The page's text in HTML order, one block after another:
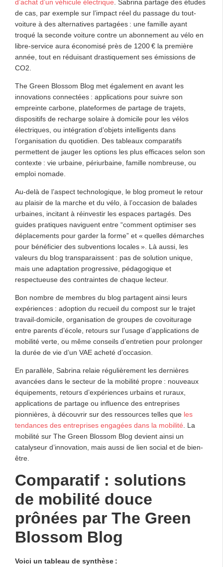
d’achat d’un véhicule électrique . Sabrina partage des études
de cas, par exemple sur l’impact réel du passage du tout-
voiture à des alternatives partagées : une famille ayant
troqué la seconde voiture contre un abonnement au vélo en
libre-service aura économisé près de 1200 € la première
année, tout en réduisant drastiquement ses émissions de
CO2.
The Green Blossom Blog met également en avant les
innovations connectées : applications pour suivre son
empreinte carbone, plateformes de partage de trajets,
dispositifs de recharge solaire à domicile pour les vélos
électriques, ou intégration d’objets intelligents dans
l’organisation du quotidien. Des tableaux comparatifs
permettent de jauger les options les plus efficaces selon son
contexte : vie urbaine, périurbaine, famille nombreuse, ou
emploi nomade.
Au-delà de l’aspect technologique, le blog promeut le retour
au plaisir de la marche et du vélo, à l’occasion de balades
urbaines, incitant à réinvestir les espaces partagés. Des
guides pratiques naviguent entre “comment optimiser ses
déplacements pour garder la forme” et « quelles démarches
pour bénéficier des subventions locales ». Là aussi, les
valeurs du blog transparaissent : pas de solution unique,
mais une adaptation progressive, pédagogique et
respectueuse des contraintes de chaque lecteur.
Bon nombre de membres du blog partagent ainsi leurs
expériences : adoption du recueil du compost sur le trajet
travail-domicile, organisation de groupes de covoiturage
entre parents d’école, retours sur l’usage d’applications de
mobilité verte, ou même conseils d’entretien pour prolonger
la durée de vie d’un VAE acheté d’occasion.
En parallèle, Sabrina relaie régulièrement les dernières
avancées dans le secteur de la mobilité propre : nouveaux
équipements, retours d’expériences urbains et ruraux,
applications de partage ou influence des entreprises
pionnières, à découvrir sur des ressources telles que les
tendances des entreprises engagées dans la mobilité . La
mobilité sur The Green Blossom Blog devient ainsi un
catalyseur d’innovation, mais aussi de lien social et de bien-
être.
Comparatif : solutions
de mobilité douce
prônées par The Green
Blossom Blog
Voici un tableau de synthèse :